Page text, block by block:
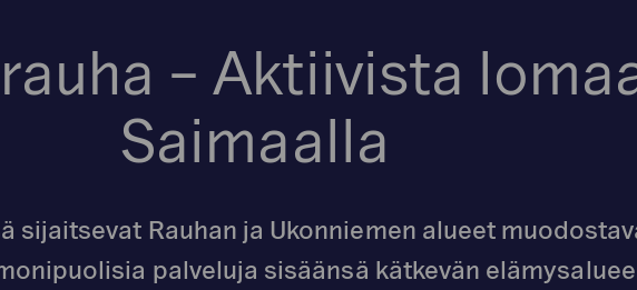
– Aktiivista
Saimaalla
sijaitsevat Rauhan ja Ukonniemen alueet
palveluja sisäänsä kätkevän